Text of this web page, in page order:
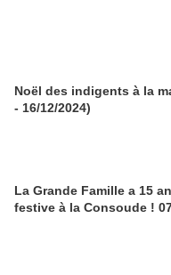
Noël des indigents à la
- 16/12/2024)
La Grande Famille a 15
festive à la Consoude !